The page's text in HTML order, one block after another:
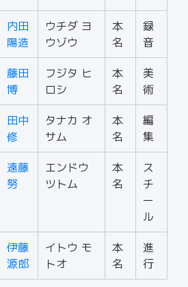
内田
陽造
ウチダ ヨ
ウゾウ
本
名
録
音
藤田
博
フジタ ヒ
ロシ
本
名
美
術
田中
修
タナカ オ
サム
本
名
編
集
遠藤
努
エンドウ
ツトム
本
名
ス
チ
ー
ル
伊藤
源郎
イトウ モ
トオ
本
名
進
行